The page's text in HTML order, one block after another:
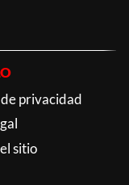
privacidad
sitio